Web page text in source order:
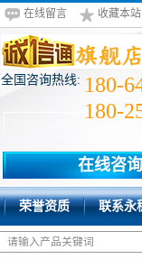
在线留言 收藏本站
全国咨询热线: 180-
180-
在线咨询
荣誉资质 联系永